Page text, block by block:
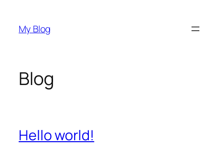
treściMy Blog
Blog
Hello world!